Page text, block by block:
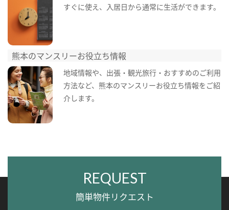
すぐに使え、入居日から通常に生活ができます。
熊本のマンスリーお役立ち情報
地域情報や、出張・観光旅行・おすすめのご利用
方法など、熊本のマンスリーお役立ち情報をご紹
介します。
REQUEST
簡単物件リクエスト